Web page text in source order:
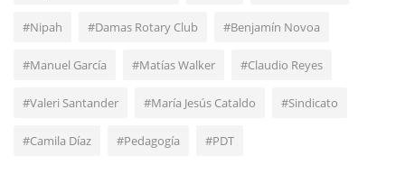
#Nipah #Damas Rotary Club #Benjamín Novoa
#Manuel García #Matías Walker #Claudio Reyes
#Valeri Santander #María Jesús Cataldo #Sindicato
#Camila Díaz #Pedagogía #PDT